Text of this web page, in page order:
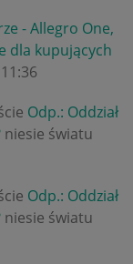
- Allegro One,
dla kupujących
11:36
Odp.: Oddział
niesie światu
Odp.: Oddział
niesie światu